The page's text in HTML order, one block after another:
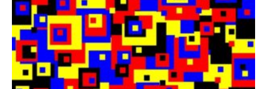
Die
Optionen
können
auf
der
Produktseite